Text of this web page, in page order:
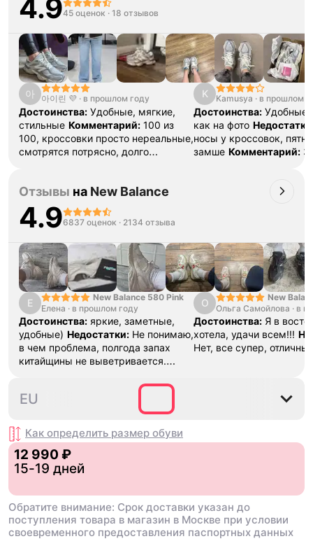
4.945 оценок · 18 отзывов
아 아이린 💜 · в прошлом году
Достоинства: Удобные, мягкие,
стильные Комментарий: 100 из
100, кроссовки просто нереальные,
смотрятся потрясно, долго
Определенно еще закажу пару в
другой расцветке
K Kamusya · в прошлом
Достоинства: Удобные
как на фото
носы у кроссовок,
замше Комментарий:
отзыв 🦄Небольшие
скажется на
его эксплуатации ❤️ По
вопросам, при
пожалуйста, нам в
@unicorn_go_bot
Отзывы на New Balance
4.96837 оценок · 2134 отзыва
Е
New Balance 580 Pink
Елена · в прошлом году
Достоинства: яркие, заметные,
удобные) Недостатки: Не понимаю,
в чем проблема, полгода запах
китайщины не выветривается.
За свои
деньги вполне норм.
О
New
Ольга Самойлова · в
Достоинства: Я в
хотела, удачи всем!!!
Нет, все супер,
38.5
EU
Как определить размер обуви
12 990 ₽
15-19 дней
Обратите внимание: Срок доставки указан до
поступления товара в магазин в Москве при условии
своевременного предоставления паспортных данных